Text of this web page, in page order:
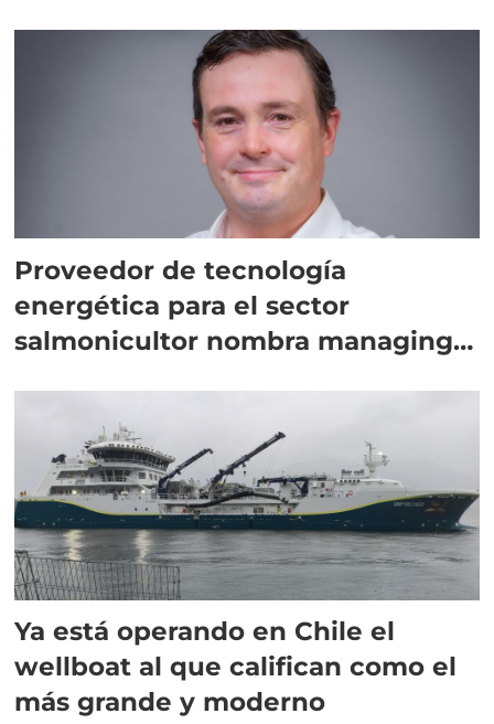
Proveedor de tecnología
energética para el sector
salmonicultor nombra managing
Ya está operando en Chile el
wellboat al que califican como el
más grande y moderno